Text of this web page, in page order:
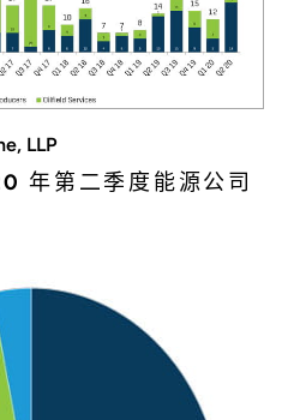
LLP
年第二季度能源公司